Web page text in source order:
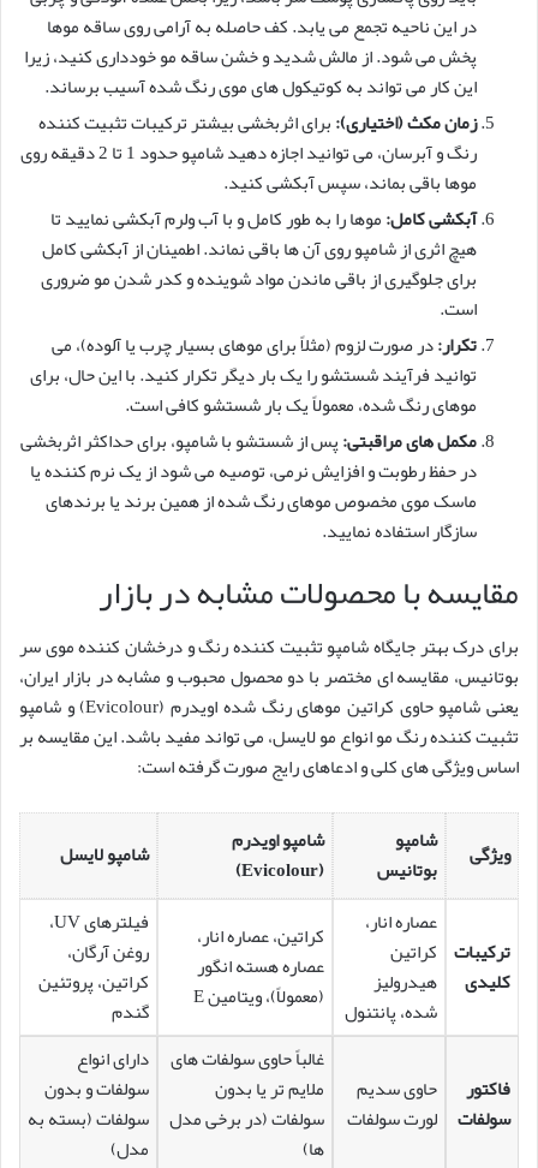
در این ناحیه تجمع می یابد. کف حاصله به آرامی روی ساقه موها
پخش می شود. از مالش شدید و خشن ساقه مو خودداری کنید، زیرا
این کار می تواند به کوتیکول های موی رنگ شده آسیب برساند.
زمان مکث (اختیاری):برای اثربخشی بیشتر ترکیبات تثبیت کننده
رنگ و آبرسان، می توانید اجازه دهید شامپو حدود 1 تا 2 دقیقه روی
موها باقی بماند، سپس آبکشی کنید.
آبکشی کامل:موها را به طور کامل و با آب ولرم آبکشی نمایید تا
هیچ اثری از شامپو روی آن ها باقی نماند. اطمینان از آبکشی کامل
برای جلوگیری از باقی ماندن مواد شوینده و کدر شدن مو ضروری
است.
تکرار:در صورت لزوم (مثلاً برای موهای بسیار چرب یا آلوده)، می
توانید فرآیند شستشو را یک بار دیگر تکرار کنید. با این حال، برای
موهای رنگ شده، معمولاً یک بار شستشو کافی است.
مکمل های مراقبتی:پس از شستشو با شامپو، برای حداکثر اثربخشی
در حفظ رطوبت و افزایش نرمی، توصیه می شود از یک نرم کننده یا
ماسک موی مخصوص موهای رنگ شده از همین برند یا برندهای
سازگار استفاده نمایید.
مقایسه با محصولات مشابه در بازار
برای درک بهتر جایگاه شامپو تثبیت کننده رنگ و درخشان کننده موی سر
بوتانیس، مقایسه ای مختصر با دو محصول محبوب و مشابه در بازار ایران،
یعنی شامپو حاوی کراتین موهای رنگ شده اویدرم (Evicolour) و شامپو
تثبیت کننده رنگ مو انواع مو لایسل، می تواند مفید باشد. این مقایسه بر
اساس ویژگی های کلی و ادعاهای رایج صورت گرفته است:
ویژگی
شامپو
بوتانیس
شامپو اویدرم
(Evicolour)
شامپو لایسل
ترکیبات
کلیدی
عصاره انار،
کراتین
هیدرولیز
شده، پانتنول
کراتین، عصاره انار،
عصاره هسته انگور
(معمولاً)، ویتامین E
فیلترهای UV،
روغن آرگان،
کراتین، پروتئین
گندم
فاکتور
سولفات
حاوی سدیم
لورت سولفات
غالباً حاوی سولفات های
ملایم تر یا بدون
سولفات (در برخی مدل
ها)
دارای انواع
سولفات و بدون
سولفات (بسته به
مدل)